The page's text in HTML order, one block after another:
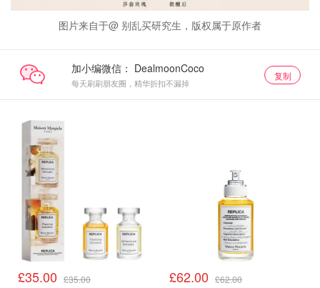
图片来自于@ 别乱买研究生，版权属于原作者
加小编微信：
每天刷刷朋友圈，精华折扣不漏掉
复制
新品
£35.00 £35.00 £62.00 £62.00